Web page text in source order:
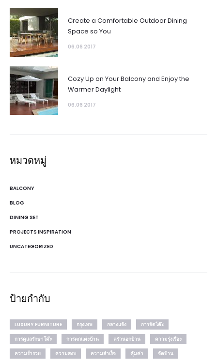
Create a Comfortable Outdoor Dining
Space so You
06.06 2017
Cozy Up on Your Balcony and Enjoy the
Warmer Daylight
06.06 2017
หมวดหมู่
BALCONY
BLOG
DINING SET
PROJECTS INSPIRATION
UNCATEGORIZED
ป้ายกำกับ
LUXURY FURNITURE กรุงเทพ กลางแจ้ง
การจัดโต๊ะ
การดูแลรักษาโต๊ะ
การตกแต่งบ้าน ครัวนอกบ้าน
ความรุ่งเรือง
ความร่ำรวย
ความสงบ ความสำเร็จ คุ้มค่า
จัดบ้าน